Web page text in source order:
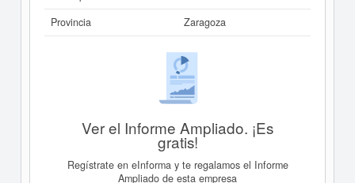
Provincia
Zaragoza
Ver el Informe Ampliado. ¡Es
gratis!
Regístrate en eInforma y te regalamos el Informe
Ampliado de esta empresa